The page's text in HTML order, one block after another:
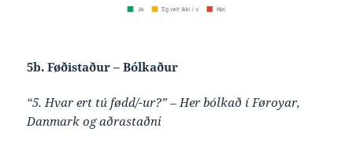
5b. Føðistaður – Bólkaður
“5. Hvar ert tú fødd/-ur?” – Her bólkað í Føroyar,
Danmark og aðrastaðni